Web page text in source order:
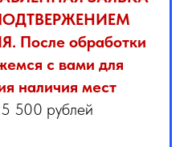
После обработки
с вами для
наличия мест
500 рублей